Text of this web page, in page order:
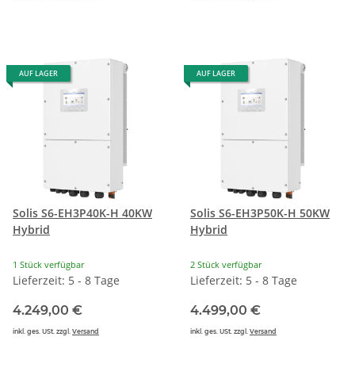
AUF LAGER
Solis S6-EH3P40K-H 40KW
Hybrid
1 Stück verfügbar
Lieferzeit: 5 - 8 Tage
4.249,00 €
inkl. ges. USt. zzgl. Versand
AUF LAGER
Solis S6-EH3P50K-H 50KW
Hybrid
2 Stück verfügbar
Lieferzeit: 5 - 8 Tage
4.499,00 €
inkl. ges. USt. zzgl. Versand